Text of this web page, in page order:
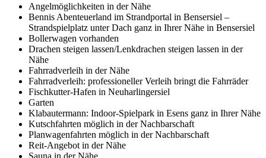
Angelmöglichkeiten in der Nähe
Bennis Abenteuerland im Strandportal in Bensersiel –
Strandspielplatz unter Dach ganz in Ihrer Nähe in Bensersiel
Bollerwagen vorhanden
Drachen steigen lassen/Lenkdrachen steigen lassen in der
Nähe
Fahrradverleih in der Nähe
Fahrradverleih: professioneller Verleih bringt die Fahrräder
Fischkutter-Hafen in Neuharlingersiel
Garten
Klabautermann: Indoor-Spielpark in Esens ganz in Ihrer Nähe
Kutschfahrten möglich in der Nachbarschaft
Planwagenfahrten möglich in der Nachbarschaft
Reit-Angebot in der Nähe
Sauna in der Nähe